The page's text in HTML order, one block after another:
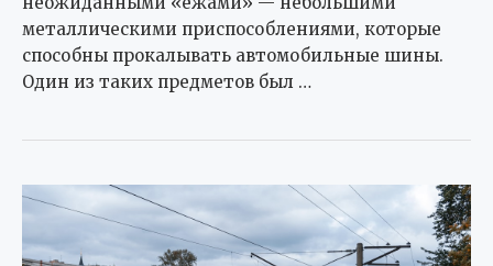
металлическими приспособлениями, которые
способны прокалывать автомобильные шины.
Один из таких предметов был …